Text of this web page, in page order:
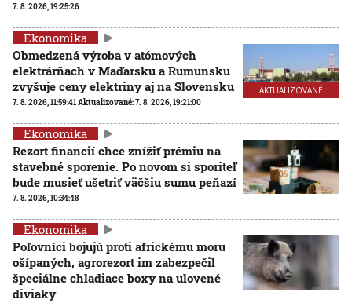
7. 8. 2026, 19:25:26
AKTUALIZOVANÉ
Ekonomika
Obmedzená výroba v atómových
elektrárňach v Maďarsku a Rumunsku
zvyšuje ceny elektriny aj na Slovensku
7. 8. 2026, 11:59:41Aktualizované:7. 8. 2026, 19:21:00
Ekonomika
Rezort financií chce znížiť prémiu na
stavebné sporenie. Po novom si sporiteľ
bude musieť ušetriť väčšiu sumu peňazí
7. 8. 2026, 10:34:48
Ekonomika
Poľovníci bojujú proti africkému moru
ošípaných, agrorezort im zabezpečil
špeciálne chladiace boxy na ulovené
diviaky